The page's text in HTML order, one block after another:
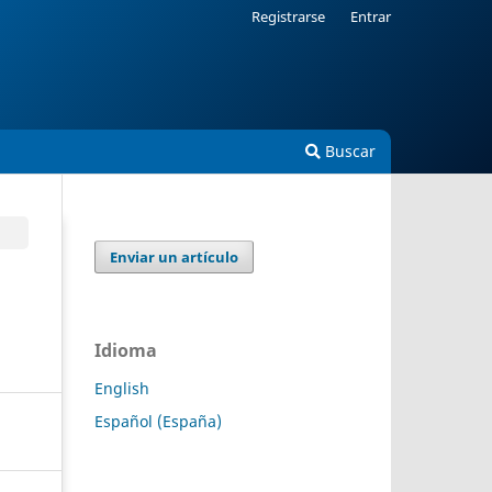
Buscar
Registrarse Entrar
Enviar un artículo
Idioma
English
Español (España)